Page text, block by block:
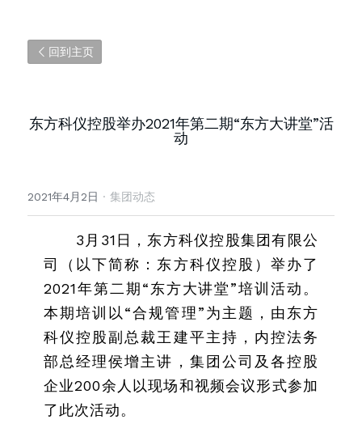
回到主页
东方科仪控股举办2021年第二期“东方大讲堂”活
动
2021年4月2日 · 集团动态
3月31日，东方科仪控股集团有限公
司（以下简称：东方科仪控股）举办了
2021年第二期“东方大讲堂”培训活动。
本期培训以“合规管理”为主题，由东方
科仪控股副总裁王建平主持，内控法务
部总经理侯增主讲，集团公司及各控股
企业200余人以现场和视频会议形式参加
了此次活动。